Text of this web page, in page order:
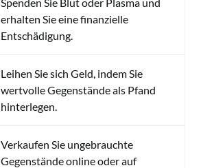
erhalten Sie eine finanzielle
Entschädigung.
Leihen Sie sich Geld, indem Sie
wertvolle Gegenstände als Pfand
hinterlegen.
Verkaufen Sie ungebrauchte
Gegenstände online oder auf